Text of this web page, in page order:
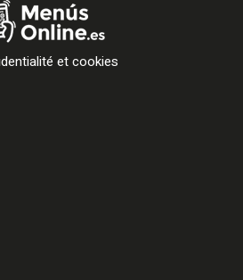
et cookies